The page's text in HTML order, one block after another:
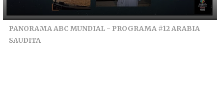
PANORAMA ABC MUNDIAL - PROGRAMA #12 ARABIA
SAUDITA